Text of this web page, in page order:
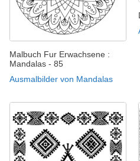
Malbuch Fur Erwachsene :
Mandalas - 85
Ausmalbilder von Mandalas